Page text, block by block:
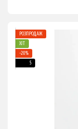
РОЗПРОДАЖ
ХІТ
−20%
5